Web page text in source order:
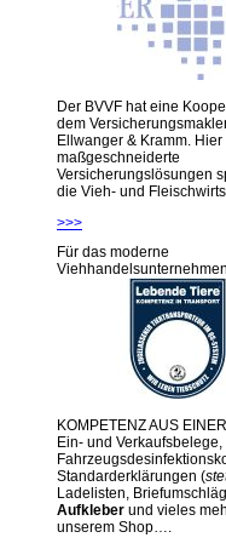
Der BVVF hat eine
dem
Ellwanger & Kramm.
maßgeschneiderte
Versicherungslösungen
die Vieh- und
>>>
Für das moderne
KOMPETENZ AUS
Ein- und Verkaufsbelege,
Standarderklärungen (
Ladelisten,
Aufkleber und vieles
unserem Shop….